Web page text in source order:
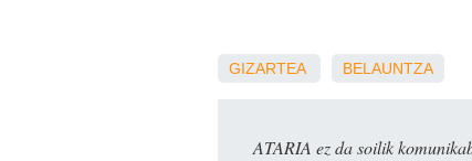
GIZARTEA BELAUNTZA
ATARIA ez da soilik